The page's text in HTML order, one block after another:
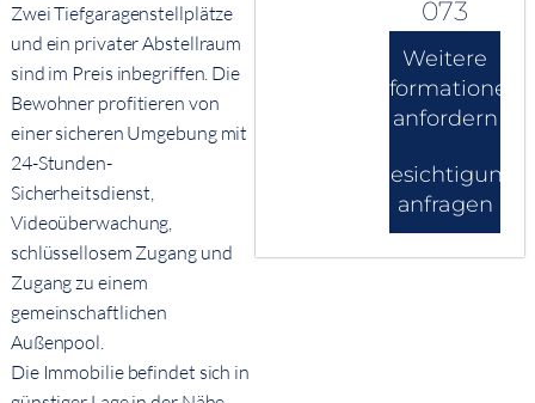
Zwei Tiefgaragenstellplätze
und ein privater Abstellraum
sind im Preis inbegriffen. Die
Bewohner profitieren von
einer sicheren Umgebung mit
24-Stunden-
Sicherheitsdienst,
Videoüberwachung,
schlüssellosem Zugang und
Zugang zu einem
gemeinschaftlichen
Außenpool.
Die Immobilie befindet sich in
073
Weitere
Informationen
anfordern
Besichtigung
anfragen